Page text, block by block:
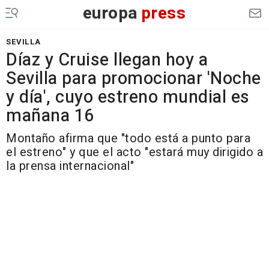
europa press
SEVILLA
Díaz y Cruise llegan hoy a
Sevilla para promocionar 'Noche
y día', cuyo estreno mundial es
mañana 16
Montaño afirma que "todo está a punto para
el estreno" y que el acto "estará muy dirigido a
la prensa internacional"